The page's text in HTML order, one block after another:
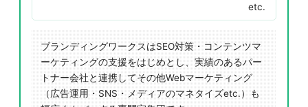
etc.
ブランディングワークスはSEO対策・コンテンツマ
ーケティングの支援をはじめとし、実績のあるパー
トナー会社と連携してその他Webマーケティング
（広告運用・SNS・メディアのマネタイズetc.）も